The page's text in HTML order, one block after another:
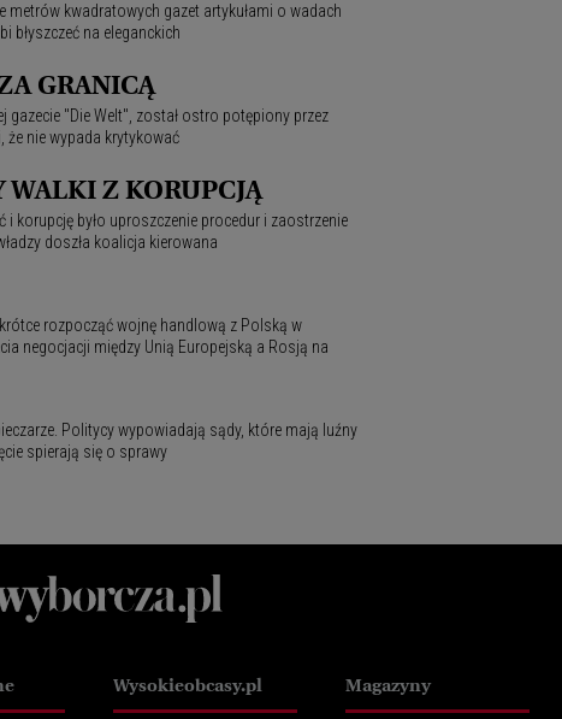
kwadratowych gazet artykułami o wadach
błyszczeć na eleganckich
GRANICĄ
gazecie "Die Welt", został ostro potępiony przez
nie wypada krytykować
Z KORUPCJĄ
korupcję było uproszczenie procedur i zaostrzenie
doszła koalicja kierowana
rozpocząć wojnę handlową z Polską w
negocjacji między Unią Europejską a Rosją na
Politycy wypowiadają sądy, które mają luźny
spierają się o sprawy
Wysokieobcasy.pl Magazyny